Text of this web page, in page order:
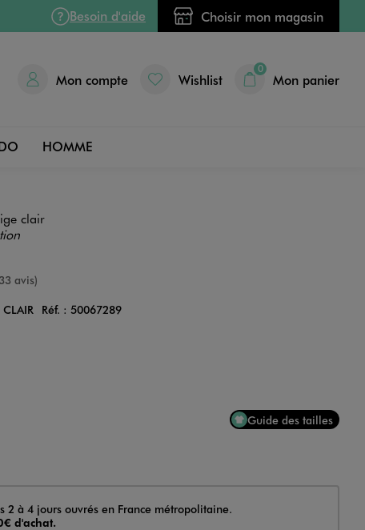
Besoin d'aide Choisir mon magasin
Mon compte Wishlist
0
Mon panier
HOMME
clair
avis)
CLAIR Réf. : 50067289
Guide des tailles
2 à 4 jours ouvrés en France métropolitaine.
d'achat.